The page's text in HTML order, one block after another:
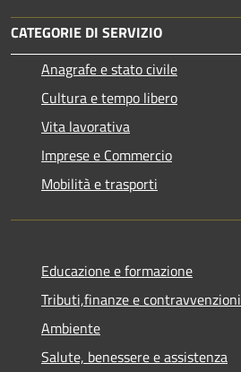
CATEGORIE DI SERVIZIO
Anagrafe e stato civile
Cultura e tempo libero
Vita lavorativa
Imprese e Commercio
Mobilità e trasporti
Educazione e formazione
Tributi,finanze e contravvenzioni
Ambiente
Salute, benessere e assistenza